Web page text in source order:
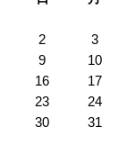
2
3
9
10
16
17
23
24
30
31